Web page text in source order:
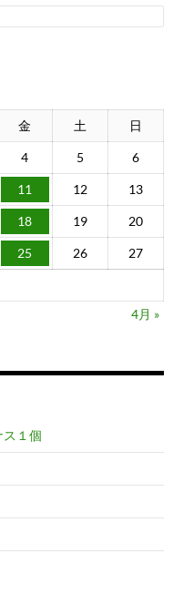
金 土 日
4 5 6
11 12 13
18 19 20
25 26 27
4月 »
１個